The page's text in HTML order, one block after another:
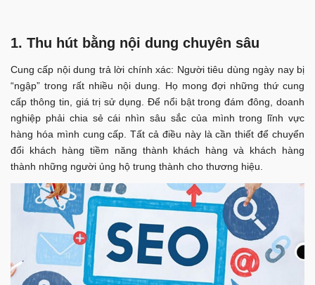
1. Thu hút bằng nội dung chuyên sâu
Cung cấp nội dung trả lời chính xác: Người tiêu dùng ngày nay bị
“ngập” trong rất nhiều nội dung. Họ mong đợi những thứ cung
cấp thông tin, giá trị sử dụng. Để nổi bật trong đám đông, doanh
nghiệp phải chia sẻ cái nhìn sâu sắc của mình trong lĩnh vực
hàng hóa mình cung cấp. Tất cả điều này là cần thiết để chuyển
đổi khách hàng tiềm năng thành khách hàng và khách hàng
thành những người ủng hộ trung thành cho thương hiệu.